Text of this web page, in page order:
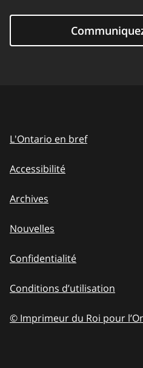
L'Ontario en bref
Accessibilité
Archives
Nouvelles
Confidentialité
Conditions d’utilisation
© Imprimeur du Roi pour